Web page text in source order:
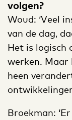
volgen?
Woud: ‘Veel
van de dag,
Het is logisch
werken. Maar
heen
Broekman: